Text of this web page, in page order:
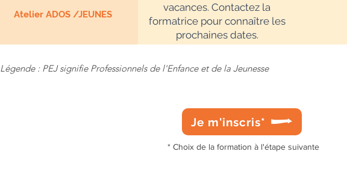
Atelier ADOS /JEUNES
vacances. Contactez la
formatrice pour connaître les
prochaines dates.
Légende : PEJ signifie Professionnels de l'Enfance et de la Jeunesse
Je m'inscris*
* Choix de la formation à l'étape suivante